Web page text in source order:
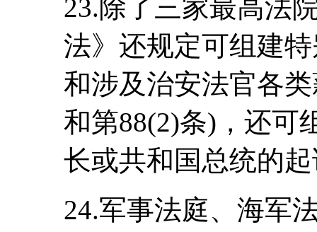
23.除了三家最高法
法》还规定可组建
和涉及治安法官各
和第88(2)条)，还可
长或共和国总统的
24.军事法庭、海军